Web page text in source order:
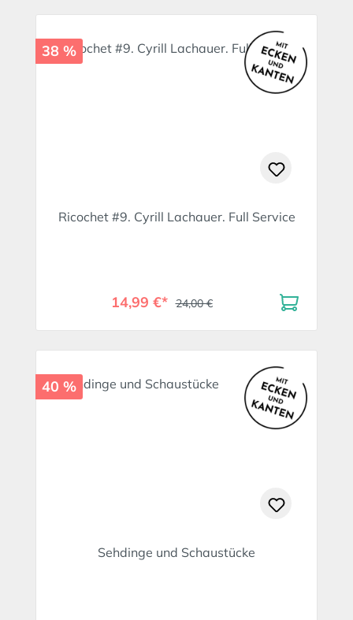
38 %
Ricochet #9. Cyrill Lachauer. Full Service
14,99 €* 24,00 €
40 %
Sehdinge und Schaustücke